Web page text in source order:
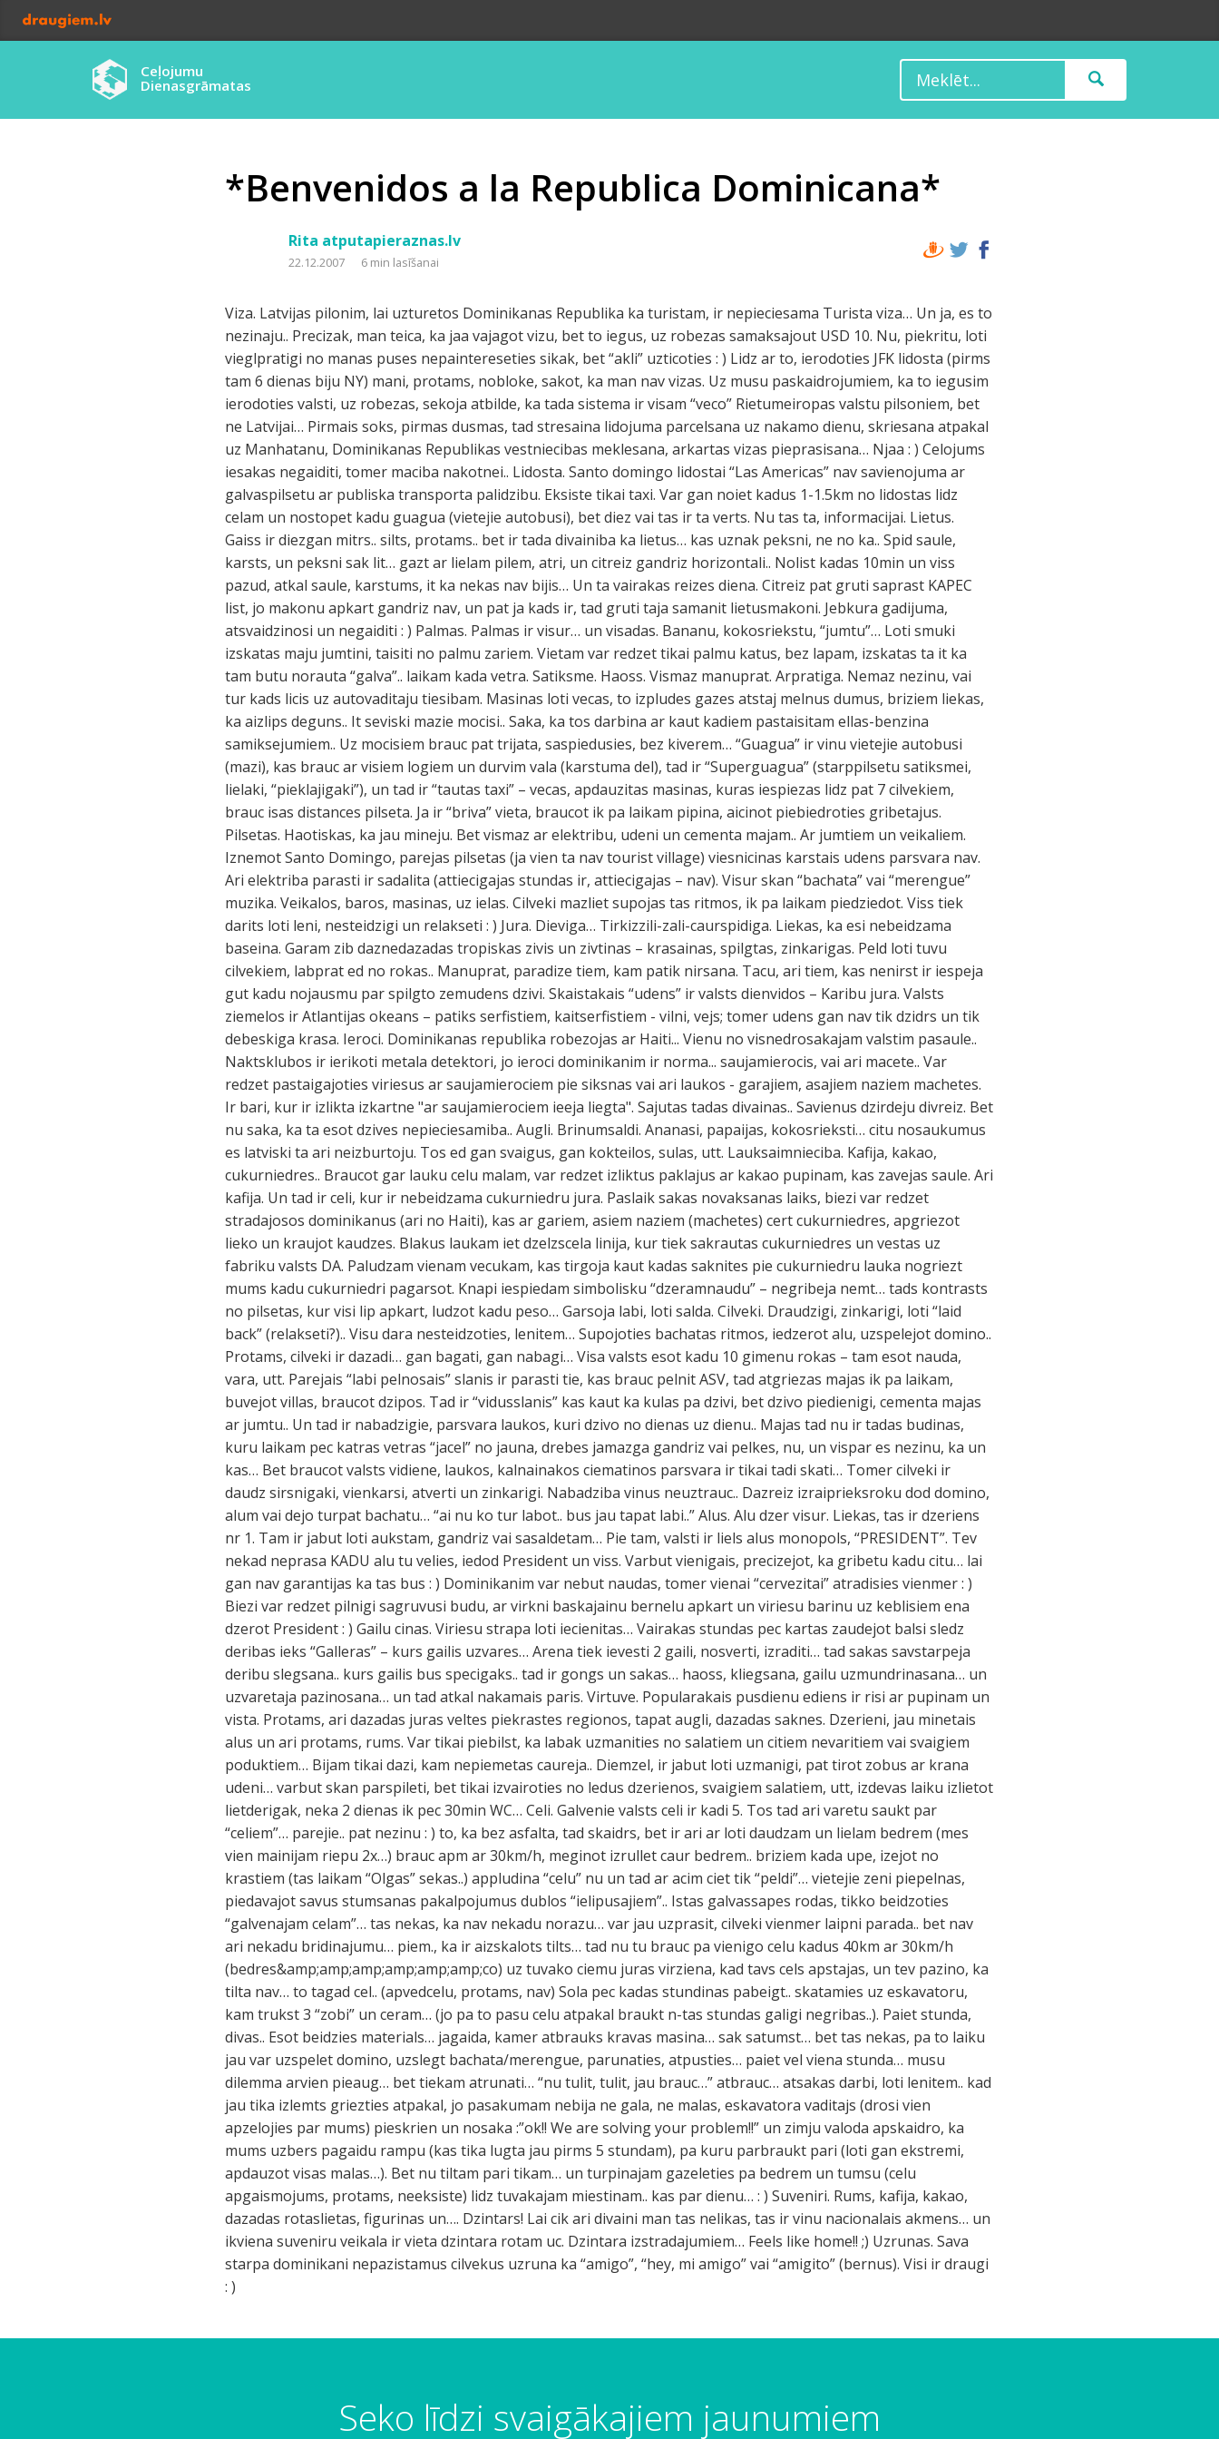
Ceļojumu
Dienasgrāmatas
*Benvenidos a la Republica Dominicana*
Rita atputapieraznas.lv
22.12.2007 6 min lasīšanai
Viza. Latvijas pilonim, lai uzturetos Dominikanas Republika ka turistam, ir nepieciesama Turista viza… Un ja, es to
nezinaju.. Precizak, man teica, ka jaa vajagot vizu, bet to iegus, uz robezas samaksajout USD 10. Nu, piekritu, loti
vieglpratigi no manas puses nepaintereseties sikak, bet “akli” uzticoties : ) Lidz ar to, ierodoties JFK lidosta (pirms
tam 6 dienas biju NY) mani, protams, nobloke, sakot, ka man nav vizas. Uz musu paskaidrojumiem, ka to iegusim
ierodoties valsti, uz robezas, sekoja atbilde, ka tada sistema ir visam “veco” Rietumeiropas valstu pilsoniem, bet
ne Latvijai… Pirmais soks, pirmas dusmas, tad stresaina lidojuma parcelsana uz nakamo dienu, skriesana atpakal
uz Manhatanu, Dominikanas Republikas vestniecibas meklesana, arkartas vizas pieprasisana… Njaa : ) Celojums
iesakas negaiditi, tomer maciba nakotnei.. Lidosta. Santo domingo lidostai “Las Americas” nav savienojuma ar
galvaspilsetu ar publiska transporta palidzibu. Eksiste tikai taxi. Var gan noiet kadus 1-1.5km no lidostas lidz
celam un nostopet kadu guagua (vietejie autobusi), bet diez vai tas ir ta verts. Nu tas ta, informacijai. Lietus.
Gaiss ir diezgan mitrs.. silts, protams.. bet ir tada divainiba ka lietus… kas uznak peksni, ne no ka.. Spid saule,
karsts, un peksni sak lit… gazt ar lielam pilem, atri, un citreiz gandriz horizontali.. Nolist kadas 10min un viss
pazud, atkal saule, karstums, it ka nekas nav bijis… Un ta vairakas reizes diena. Citreiz pat gruti saprast KAPEC
list, jo makonu apkart gandriz nav, un pat ja kads ir, tad gruti taja samanit lietusmakoni. Jebkura gadijuma,
atsvaidzinosi un negaiditi : ) Palmas. Palmas ir visur… un visadas. Bananu, kokosriekstu, “jumtu”… Loti smuki
izskatas maju jumtini, taisiti no palmu zariem. Vietam var redzet tikai palmu katus, bez lapam, izskatas ta it ka
tam butu norauta “galva”.. laikam kada vetra. Satiksme. Haoss. Vismaz manuprat. Arpratiga. Nemaz nezinu, vai
tur kads licis uz autovaditaju tiesibam. Masinas loti vecas, to izpludes gazes atstaj melnus dumus, briziem liekas,
ka aizlips deguns.. It seviski mazie mocisi.. Saka, ka tos darbina ar kaut kadiem pastaisitam ellas-benzina
samiksejumiem.. Uz mocisiem brauc pat trijata, saspiedusies, bez kiverem… “Guagua” ir vinu vietejie autobusi
(mazi), kas brauc ar visiem logiem un durvim vala (karstuma del), tad ir “Superguagua” (starppilsetu satiksmei,
lielaki, “pieklajigaki”), un tad ir “tautas taxi” – vecas, apdauzitas masinas, kuras iespiezas lidz pat 7 cilvekiem,
brauc isas distances pilseta. Ja ir “briva” vieta, braucot ik pa laikam pipina, aicinot piebiedroties gribetajus.
Pilsetas. Haotiskas, ka jau mineju. Bet vismaz ar elektribu, udeni un cementa majam.. Ar jumtiem un veikaliem.
Iznemot Santo Domingo, parejas pilsetas (ja vien ta nav tourist village) viesnicinas karstais udens parsvara nav.
Ari elektriba parasti ir sadalita (attiecigajas stundas ir, attiecigajas – nav). Visur skan “bachata” vai “merengue”
muzika. Veikalos, baros, masinas, uz ielas. Cilveki mazliet supojas tas ritmos, ik pa laikam piedziedot. Viss tiek
darits loti leni, nesteidzigi un relakseti : ) Jura. Dieviga… Tirkizzili-zali-caurspidiga. Liekas, ka esi nebeidzama
baseina. Garam zib daznedazadas tropiskas zivis un zivtinas – krasainas, spilgtas, zinkarigas. Peld loti tuvu
cilvekiem, labprat ed no rokas.. Manuprat, paradize tiem, kam patik nirsana. Tacu, ari tiem, kas nenirst ir iespeja
gut kadu nojausmu par spilgto zemudens dzivi. Skaistakais “udens” ir valsts dienvidos – Karibu jura. Valsts
ziemelos ir Atlantijas okeans – patiks serfistiem, kaitserfistiem - vilni, vejs; tomer udens gan nav tik dzidrs un tik
debeskiga krasa. Ieroci. Dominikanas republika robezojas ar Haiti... Vienu no visnedrosakajam valstim pasaule..
Naktsklubos ir ierikoti metala detektori, jo ieroci dominikanim ir norma... saujamierocis, vai ari macete.. Var
redzet pastaigajoties viriesus ar saujamierociem pie siksnas vai ari laukos - garajiem, asajiem naziem machetes.
Ir bari, kur ir izlikta izkartne "ar saujamierociem ieeja liegta". Sajutas tadas divainas.. Savienus dzirdeju divreiz. Bet
nu saka, ka ta esot dzives nepieciesamiba.. Augli. Brinumsaldi. Ananasi, papaijas, kokosrieksti… citu nosaukumus
es latviski ta ari neizburtoju. Tos ed gan svaigus, gan kokteilos, sulas, utt. Lauksaimnieciba. Kafija, kakao,
cukurniedres.. Braucot gar lauku celu malam, var redzet izliktus paklajus ar kakao pupinam, kas zavejas saule. Ari
kafija. Un tad ir celi, kur ir nebeidzama cukurniedru jura. Paslaik sakas novaksanas laiks, biezi var redzet
stradajosos dominikanus (ari no Haiti), kas ar gariem, asiem naziem (machetes) cert cukurniedres, apgriezot
lieko un kraujot kaudzes. Blakus laukam iet dzelzscela linija, kur tiek sakrautas cukurniedres un vestas uz
fabriku valsts DA. Paludzam vienam vecukam, kas tirgoja kaut kadas saknites pie cukurniedru lauka nogriezt
mums kadu cukurniedri pagarsot. Knapi iespiedam simbolisku “dzeramnaudu” – negribeja nemt… tads kontrasts
no pilsetas, kur visi lip apkart, ludzot kadu peso… Garsoja labi, loti salda. Cilveki. Draudzigi, zinkarigi, loti “laid
back” (relakseti?).. Visu dara nesteidzoties, lenitem… Supojoties bachatas ritmos, iedzerot alu, uzspelejot domino..
Protams, cilveki ir dazadi… gan bagati, gan nabagi… Visa valsts esot kadu 10 gimenu rokas – tam esot nauda,
vara, utt. Parejais “labi pelnosais” slanis ir parasti tie, kas brauc pelnit ASV, tad atgriezas majas ik pa laikam,
buvejot villas, braucot dzipos. Tad ir “vidusslanis” kas kaut ka kulas pa dzivi, bet dzivo piedienigi, cementa majas
ar jumtu.. Un tad ir nabadzigie, parsvara laukos, kuri dzivo no dienas uz dienu.. Majas tad nu ir tadas budinas,
kuru laikam pec katras vetras “jacel” no jauna, drebes jamazga gandriz vai pelkes, nu, un vispar es nezinu, ka un
kas… Bet braucot valsts vidiene, laukos, kalnainakos ciematinos parsvara ir tikai tadi skati… Tomer cilveki ir
daudz sirsnigaki, vienkarsi, atverti un zinkarigi. Nabadziba vinus neuztrauc.. Dazreiz izraiprieksroku dod domino,
alum vai dejo turpat bachatu… “ai nu ko tur labot.. bus jau tapat labi..” Alus. Alu dzer visur. Liekas, tas ir dzeriens
nr 1. Tam ir jabut loti aukstam, gandriz vai sasaldetam… Pie tam, valsti ir liels alus monopols, “PRESIDENT”. Tev
nekad neprasa KADU alu tu velies, iedod President un viss. Varbut vienigais, precizejot, ka gribetu kadu citu… lai
gan nav garantijas ka tas bus : ) Dominikanim var nebut naudas, tomer vienai “cervezitai” atradisies vienmer : )
Biezi var redzet pilnigi sagruvusi budu, ar virkni baskajainu bernelu apkart un viriesu barinu uz keblisiem ena
dzerot President : ) Gailu cinas. Viriesu strapa loti iecienitas… Vairakas stundas pec kartas zaudejot balsi sledz
deribas ieks “Galleras” – kurs gailis uzvares… Arena tiek ievesti 2 gaili, nosverti, izraditi… tad sakas savstarpeja
deribu slegsana.. kurs gailis bus specigaks.. tad ir gongs un sakas… haoss, kliegsana, gailu uzmundrinasana… un
uzvaretaja pazinosana… un tad atkal nakamais paris. Virtuve. Popularakais pusdienu ediens ir risi ar pupinam un
vista. Protams, ari dazadas juras veltes piekrastes regionos, tapat augli, dazadas saknes. Dzerieni, jau minetais
alus un ari protams, rums. Var tikai piebilst, ka labak uzmanities no salatiem un citiem nevaritiem vai svaigiem
poduktiem… Bijam tikai dazi, kam nepiemetas caureja.. Diemzel, ir jabut loti uzmanigi, pat tirot zobus ar krana
udeni… varbut skan parspileti, bet tikai izvairoties no ledus dzerienos, svaigiem salatiem, utt, izdevas laiku izlietot
lietderigak, neka 2 dienas ik pec 30min WC… Celi. Galvenie valsts celi ir kadi 5. Tos tad ari varetu saukt par
“celiem”… parejie.. pat nezinu : ) to, ka bez asfalta, tad skaidrs, bet ir ari ar loti daudzam un lielam bedrem (mes
vien mainijam riepu 2x…) brauc apm ar 30km/h, meginot izrullet caur bedrem.. briziem kada upe, izejot no
krastiem (tas laikam “Olgas” sekas..) appludina “celu” nu un tad ar acim ciet tik “peldi”… vietejie zeni piepelnas,
piedavajot savus stumsanas pakalpojumus dublos “ielipusajiem”.. Istas galvassapes rodas, tikko beidzoties
“galvenajam celam”… tas nekas, ka nav nekadu norazu… var jau uzprasit, cilveki vienmer laipni parada.. bet nav
ari nekadu bridinajumu… piem., ka ir aizskalots tilts… tad nu tu brauc pa vienigo celu kadus 40km ar 30km/h
(bedres&amp;amp;amp;amp;amp;amp;co) uz tuvako ciemu juras virziena, kad tavs cels apstajas, un tev pazino, ka
tilta nav… to tagad cel.. (apvedcelu, protams, nav) Sola pec kadas stundinas pabeigt.. skatamies uz eskavatoru,
kam trukst 3 “zobi” un ceram… (jo pa to pasu celu atpakal braukt n-tas stundas galigi negribas..). Paiet stunda,
divas.. Esot beidzies materials… jagaida, kamer atbrauks kravas masina… sak satumst… bet tas nekas, pa to laiku
jau var uzspelet domino, uzslegt bachata/merengue, parunaties, atpusties… paiet vel viena stunda… musu
dilemma arvien pieaug… bet tiekam atrunati… “nu tulit, tulit, jau brauc…” atbrauc… atsakas darbi, loti lenitem.. kad
jau tika izlemts griezties atpakal, jo pasakumam nebija ne gala, ne malas, eskavatora vaditajs (drosi vien
apzelojies par mums) pieskrien un nosaka :”ok!! We are solving your problem!!” un zimju valoda apskaidro, ka
mums uzbers pagaidu rampu (kas tika lugta jau pirms 5 stundam), pa kuru parbraukt pari (loti gan ekstremi,
apdauzot visas malas…). Bet nu tiltam pari tikam… un turpinajam gazeleties pa bedrem un tumsu (celu
apgaismojums, protams, neeksiste) lidz tuvakajam miestinam.. kas par dienu… : ) Suveniri. Rums, kafija, kakao,
dazadas rotaslietas, figurinas un…. Dzintars! Lai cik ari divaini man tas nelikas, tas ir vinu nacionalais akmens… un
ikviena suveniru veikala ir vieta dzintara rotam uc. Dzintara izstradajumiem… Feels like home!! ;) Uzrunas. Sava
starpa dominikani nepazistamus cilvekus uzruna ka “amigo”, “hey, mi amigo” vai “amigito” (bernus). Visi ir draugi
: )
Seko līdzi svaigākajiem jaunumiem